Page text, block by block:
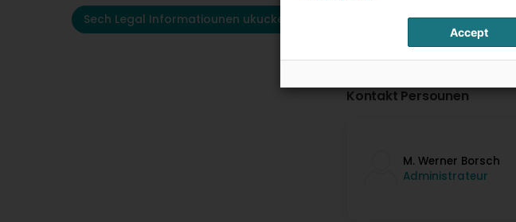
Sech Legal Informatiounen ukucken
Kontakt Persounen
M. Werner Borsch
Administrateur
Accept